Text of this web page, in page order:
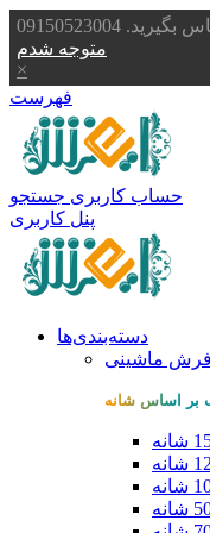
متوجه شدم
×
فهرست
حساب کاربری جستجو
پنل کاربری
دسته‌بندی‌ها
فرش ماشینی
بر اساس شانه